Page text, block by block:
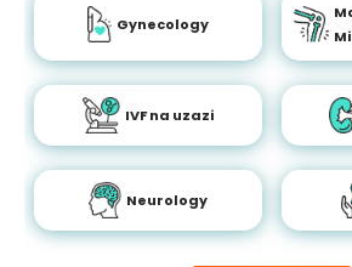
Gynecology
IVF na uzazi
Neurology